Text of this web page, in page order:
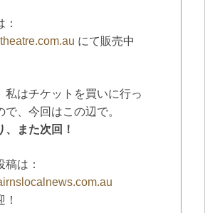
にて販売中
私はチケットを買いに行っ
で、今回はこの辺で。
、また次回！
稿は：